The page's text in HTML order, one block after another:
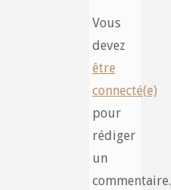
Vous
devez
être
connecté(e)
pour
rédiger
un
commentaire.